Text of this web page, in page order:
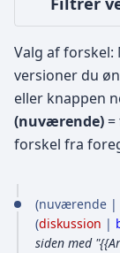
Valg af
versioner du
eller knappen
(nuværende)
forskel fra
2
nuværende
diskussion
siden med